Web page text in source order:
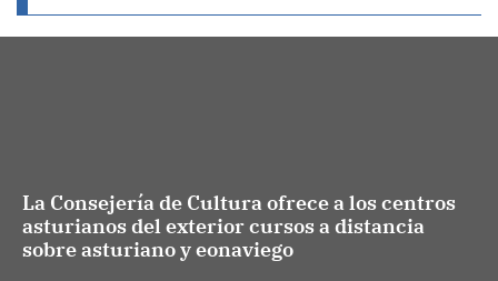
La Consejería de Cultura ofrece a los centros
asturianos del exterior cursos a distancia
sobre asturiano y eonaviego